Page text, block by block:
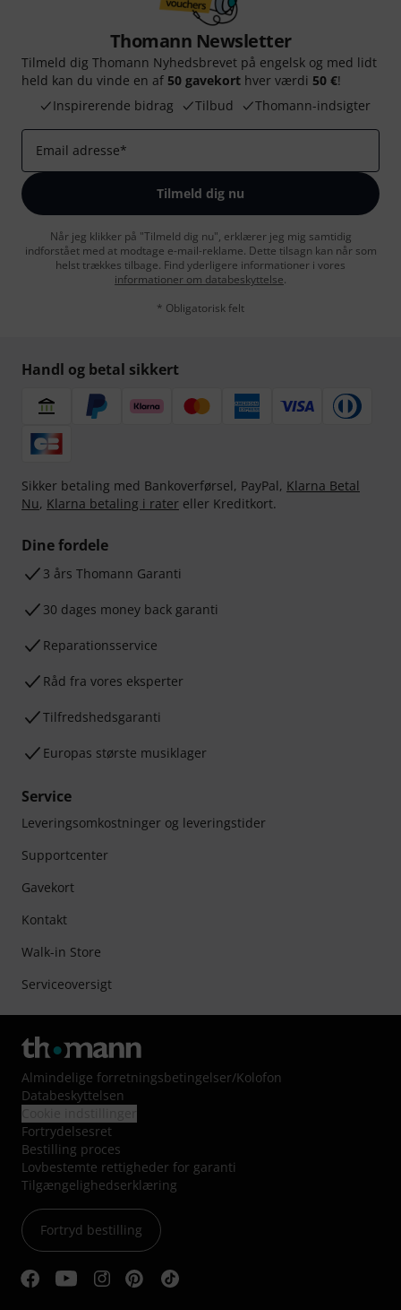
Thomann Newsletter
Tilmeld dig Thomann Nyhedsbrevet på engelsk og med lidt
held kan du vinde en af 50 gavekort hver værdi 50 €!
Inspirerende bidrag
Tilbud Thomann-indsigter
Email adresse*
Tilmeld dig nu
Når jeg klikker på "Tilmeld dig nu", erklærer jeg mig samtidig
indforstået med at modtage e-mail-reklame. Dette tilsagn kan når som
helst trækkes tilbage. Find yderligere informationer i vores
informationer om databeskyttelse.
* Obligatorisk felt
Handl og betal sikkert
Sikker betaling med Bankoverførsel, PayPal, Klarna Betal
Nu, Klarna betaling i rater eller Kreditkort.
Dine fordele
3 års Thomann Garanti
30 dages money back garanti
Reparationsservice
Råd fra vores eksperter
Tilfredshedsgaranti
Europas største musiklager
Service
Leveringsomkostninger og leveringstider
Supportcenter
Gavekort
Kontakt
Walk-in Store
Serviceoversigt
Almindelige forretningsbetingelser/Kolofon
Databeskyttelsen
Fortrydelsesret
Bestilling proces
Lovbestemte rettigheder for garanti
Tilgængelighedserklæring
Fortryd bestilling